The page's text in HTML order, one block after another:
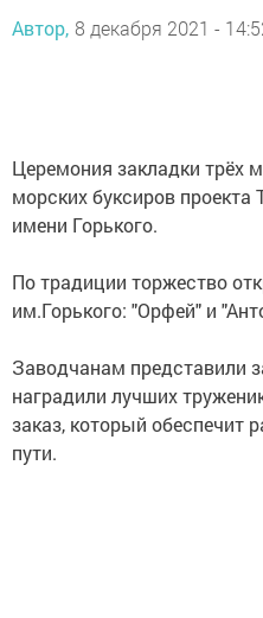
Автор, 8 декабря 2021 -
Церемония закладки трёх
морских буксиров
имени Горького.
По традиции торжество
им.Горького: "Орфей" и
Заводчанам представили
наградили лучших
заказ, который обеспечит
пути.